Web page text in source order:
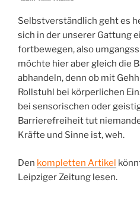
Selbstverständlich geht es
sich in der unserer Gattung
fortbewegen, also
möchte hier aber gleich die
abhandeln, denn ob mit
Rollstuhl bei körperlichen
bei sensorischen oder
Barrierefreiheit tut
Kräfte und Sinne ist, weh.
Den kompletten Artikel
Leipziger Zeitung lesen.